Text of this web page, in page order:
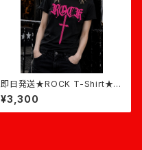
即日発送★ROCK T-Shirt★黒
×ピンク
¥3,300